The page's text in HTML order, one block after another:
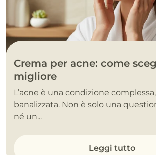
Crema per acne: come
migliore
L’acne è una condizione
banalizzata. Non è solo una
né un...
Leggi tutto